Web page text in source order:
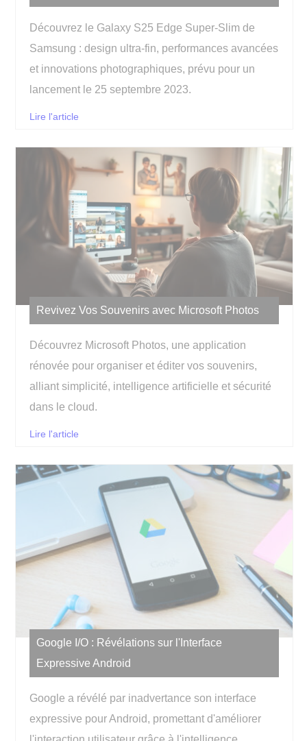
Découvrez le Galaxy S25 Edge Super-Slim de
Samsung : design ultra-fin, performances avancées
et innovations photographiques, prévu pour un
lancement le 25 septembre 2023.
Lire l'article
Revivez Vos Souvenirs avec Microsoft Photos
Découvrez Microsoft Photos, une application
rénovée pour organiser et éditer vos souvenirs,
alliant simplicité, intelligence artificielle et sécurité
dans le cloud.
Lire l'article
Google I/O : Révélations sur l'Interface
Expressive Android
Google a révélé par inadvertance son interface
expressive pour Android, promettant d'améliorer